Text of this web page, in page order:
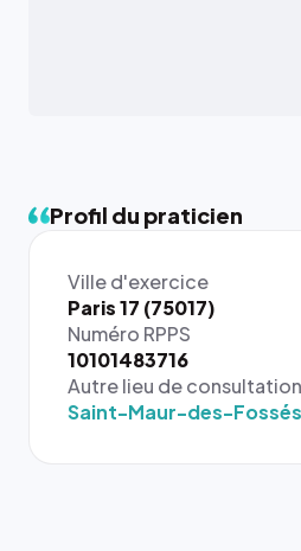
Profil du praticien
Ville d'exercice
Paris 17 (75017)
Numéro RPPS
10101483716
Autre lieu de consultation
Saint-Maur-des-